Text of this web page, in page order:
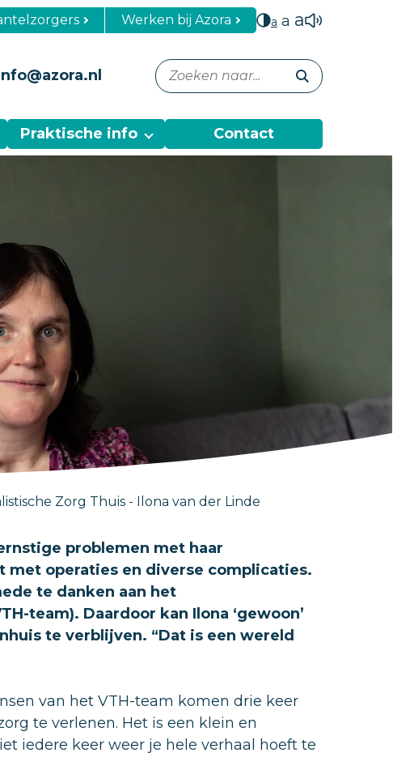
Werken bij Azora a a a
Praktische info Contact
Zorg Thuis - Ilona van der Linde
problemen met haar
met operaties en diverse complicaties.
te danken aan het
team). Daardoor kan Ilona ‘gewoon’
te verblijven. “Dat is een wereld
van het VTH-team komen drie keer
te verlenen. Het is een klein en
iedere keer weer je hele verhaal hoeft te